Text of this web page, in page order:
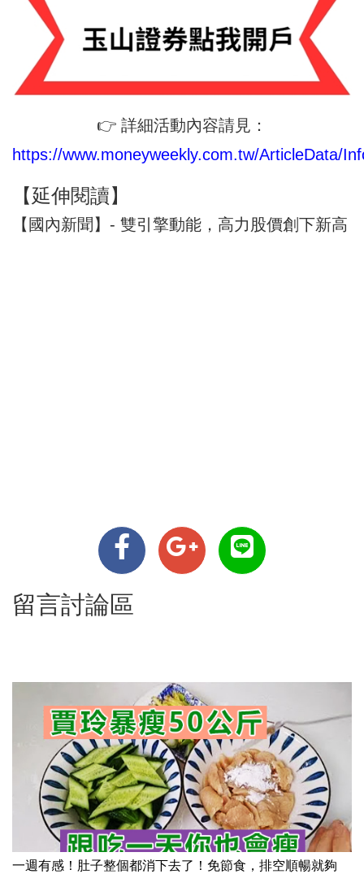
👉 詳細活動內容請見：
https://www.moneyweekly.com.tw/ArticleData/
【延伸閱讀】
【國內新聞】- 雙引擎動能，高力股價創下新高
留言討論區
一週有感！肚子整個都消下去了！免節食，排空順暢就夠